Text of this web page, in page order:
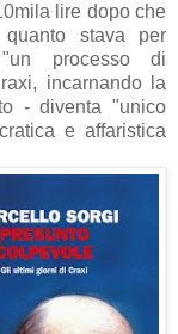
lire dopo che
stava per
processo di
incarnando la
- diventa "unico
e affaristica